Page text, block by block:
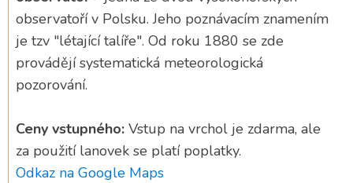
observatoří v Polsku. Jeho poznávacím znamením
je tzv "létající talíře". Od roku 1880 se zde
provádějí systematická meteorologická
pozorování.
Ceny vstupného: Vstup na vrchol je zdarma, ale
za použití lanovek se platí poplatky.
Odkaz na Google Maps